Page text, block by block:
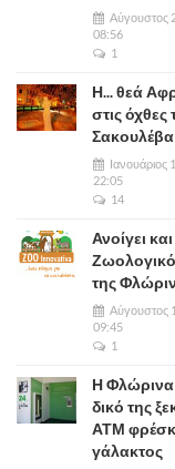
Αύγουστος
08:56
1
Η... θεά
στις όχθες
Σακουλέβα
Ιανουάριος
22:05
14
Ανοίγει
της
Αύγουστος
09:45
1
Η Φλώρινα
δικό της
ΑΤΜ
γάλακτος